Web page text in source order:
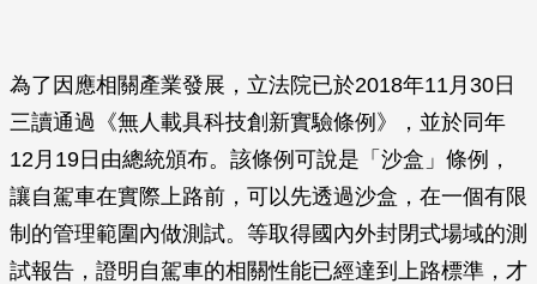
為了因應相關產業發展，立法院已於2018年11月30日
三讀通過《無人載具科技創新實驗條例》，並於同年
12月19日由總統頒布。該條例可說是「沙盒」條例，
讓自駕車在實際上路前，可以先透過沙盒，在一個有限
制的管理範圍內做測試。等取得國內外封閉式場域的測
試報告，證明自駕車的相關性能已經達到上路標準，才